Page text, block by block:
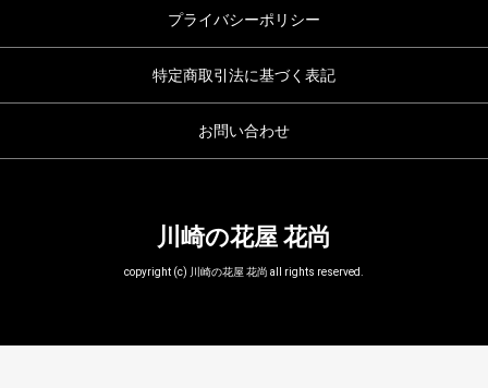
プライバシーポリシー
特定商取引法に基づく表記
お問い合わせ
川崎の花屋 花尚
copyright (c) 川崎の花屋 花尚 all rights reserved.